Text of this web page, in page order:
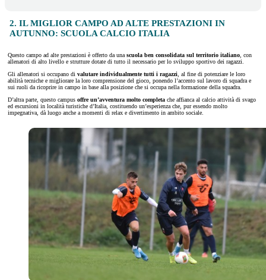
2. IL MIGLIOR CAMPO AD ALTE PRESTAZIONI IN
AUTUNNO: SCUOLA CALCIO ITALIA
Questo campo ad alte prestazioni è offerto da unascuola ben consolidata sul territorio italiano, con
allenatori di alto livello e strutture dotate di tutto il necessario per lo sviluppo sportivo dei ragazzi.
Gli allenatori si occupano di valutare individualmente tutti i ragazzi, al fine di potenziare le loro
abilità tecniche e migliorare la loro comprensione del gioco, ponendo l’accento sul lavoro di squadra e
sui ruoli da ricoprire in campo in base alla posizione che si occupa nella formazione della squadra.
D’altra parte, questo campus offre un’avventura molto completa che affianca al calcio attività di svago
ed escursioni in località turistiche d’Italia, costituendo un’esperienza che, pur essendo molto
impegnativa, dà luogo anche a momenti di relax e divertimento in ambito sociale.